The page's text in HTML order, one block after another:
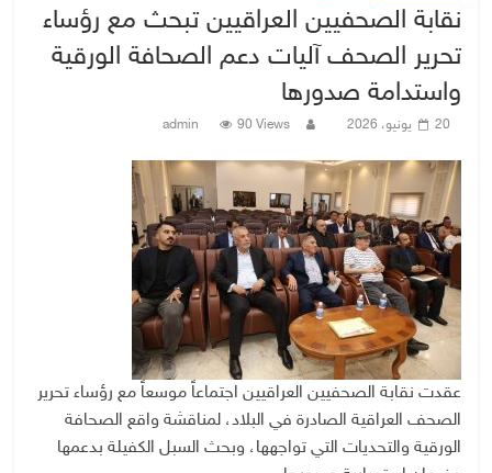
نقابة الصحفيين العراقيين تبحث مع رؤساء
تحرير الصحف آليات دعم الصحافة الورقية
واستدامة صدورها
20 يونيو، 2026 admin 90 Views
عقدت نقابة الصحفيين العراقيين اجتماعاً موسعاً مع رؤساء تحرير
الصحف العراقية الصادرة في البلاد، لمناقشة واقع الصحافة
الورقية والتحديات التي تواجهها، وبحث السبل الكفيلة بدعمها